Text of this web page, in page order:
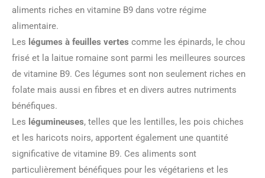
aliments riches en vitamine B9 dans votre régime
alimentaire.
Les légumes à feuilles vertes comme les épinards, le chou
frisé et la laitue romaine sont parmi les meilleures sources
de vitamine B9. Ces légumes sont non seulement riches en
folate mais aussi en fibres et en divers autres nutriments
bénéfiques.
Les légumineuses, telles que les lentilles, les pois chiches
et les haricots noirs, apportent également une quantité
significative de vitamine B9. Ces aliments sont
particulièrement bénéfiques pour les végétariens et les